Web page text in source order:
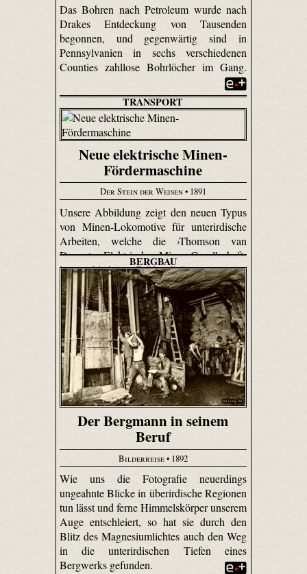
Das Bohren nach Petroleum wurde nach
Drakes Entdeckung von Tausenden
begonnen, und gegenwärtig sind in
Pennsylvanien in sechs verschiedenen
Counties zahllose Bohrlöcher im Gang.
TRANSPORT
Neue elektrische Minen-
Fördermaschine
Der Stein der Weisen• 1891
Unsere Abbildung zeigt den neuen Typus
von Minen-Lokomotive für unterirdische
Arbeiten, welche die ›Thomson van
Depoete Elektrische Minen-Gesellschaft‹
in verschiedenen Größen liefert.
BERGBAU
Der Bergmann in seinem
Beruf
Bilderreise• 1892
Wie uns die Fotografie neuerdings
ungeahnte Blicke in überirdische Regionen
tun lässt und ferne Himmelskörper unserem
Auge entschleiert, so hat sie durch den
Blitz des Magnesiumlichtes auch den Weg
in die unterirdischen Tiefen eines
Bergwerks gefunden.